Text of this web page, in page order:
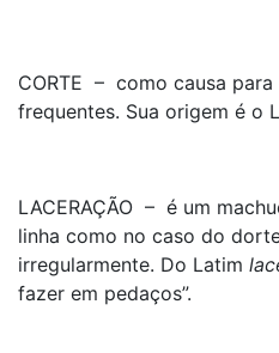
CORTE – como causa
frequentes. Sua origem é o
LACERAÇÃO – é um
linha como no caso do
irregularmente. Do Latim
fazer em pedaços”.